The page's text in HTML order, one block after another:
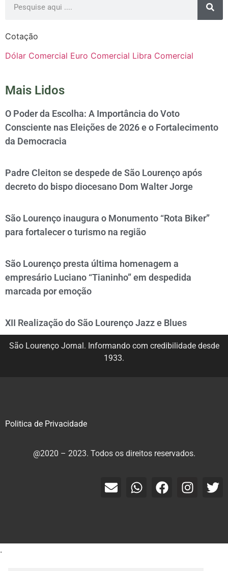
Cotação
Dólar Comercial Euro Comercial Libra Comercial
Mais Lidos
O Poder da Escolha: A Importância do Voto
Consciente nas Eleições de 2026 e o Fortalecimento
da Democracia
Padre Cleiton se despede de São Lourenço após
decreto do bispo diocesano Dom Walter Jorge
São Lourenço inaugura o Monumento “Rota Biker”
para fortalecer o turismo na região
São Lourenço presta última homenagem a
empresário Luciano “Tianinho” em despedida
marcada por emoção
XII Realização do São Lourenço Jazz e Blues
São Lourenço Jornal. Informando com credibilidade desde
1933.
Politica de Privacidade
@2020 – 2023. Todos os direitos reservados.
.